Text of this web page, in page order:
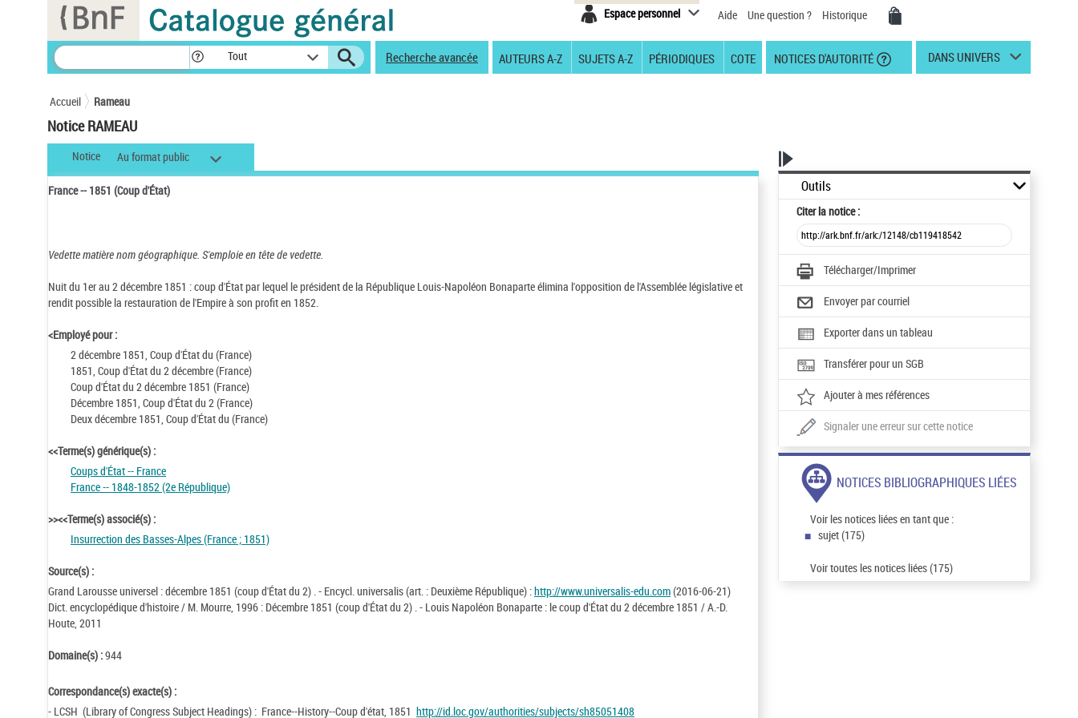
Espace personnel Aide Une question ? Historique
Tout Recherche avancée AUTEURS A-Z SUJETS A-Z PÉRIODIQUES COTE NOTICES D'AUTORITÉ DANS UNIVERS
Accueil Rameau
Notice RAMEAU
Notice Au format public
France -- 1851 (Coup d'État)
Vedette matière nom géographique. S'emploie en tête de vedette.
Nuit du 1er au 2 décembre 1851 : coup d'État par lequel le président de la République Louis-Napoléon Bonaparte élimina l'opposition de l'Assemblée législative et
rendit possible la restauration de l'Empire à son profit en 1852.
<Employé pour :
2 décembre 1851, Coup d'État du (France)
1851, Coup d'État du 2 décembre (France)
Coup d'État du 2 décembre 1851 (France)
Décembre 1851, Coup d'État du 2 (France)
Deux décembre 1851, Coup d'État du (France)
<<Terme(s) générique(s) :
Coups d'État -- France
France -- 1848-1852 (2e République)
>><<Terme(s) associé(s) :
Insurrection des Basses-Alpes (France ; 1851)
Source(s) :
Grand Larousse universel : décembre 1851 (coup d'État du 2) . - Encycl. universalis (art. : Deuxième République) :http://www.universalis-edu.com(2016-06-21)
Dict. encyclopédique d'histoire / M. Mourre, 1996 : Décembre 1851 (coup d'État du 2) . - Louis Napoléon Bonaparte : le coup d'État du 2 décembre 1851 / A.-D.
Houte, 2011
Domaine(s) :944
Correspondance(s) exacte(s) :
- LCSH (Library of Congress Subject Headings) : France--History--Coup d'état, 1851 http://id.loc.gov/authorities/subjects/sh85051408
Outils
Citerla notice :
Télécharger/Imprimer
Envoyer par courriel
Exporter dans un tableau
Transférer pour un SGB
Ajouter à mes références
Signaler une erreur sur cette notice
NOTICES BIBLIOGRAPHIQUES LIÉES
Voir les notices liées en tant que :
sujet (175)
Voir toutes les notices liées (175)
Panneau de gestion des cookies